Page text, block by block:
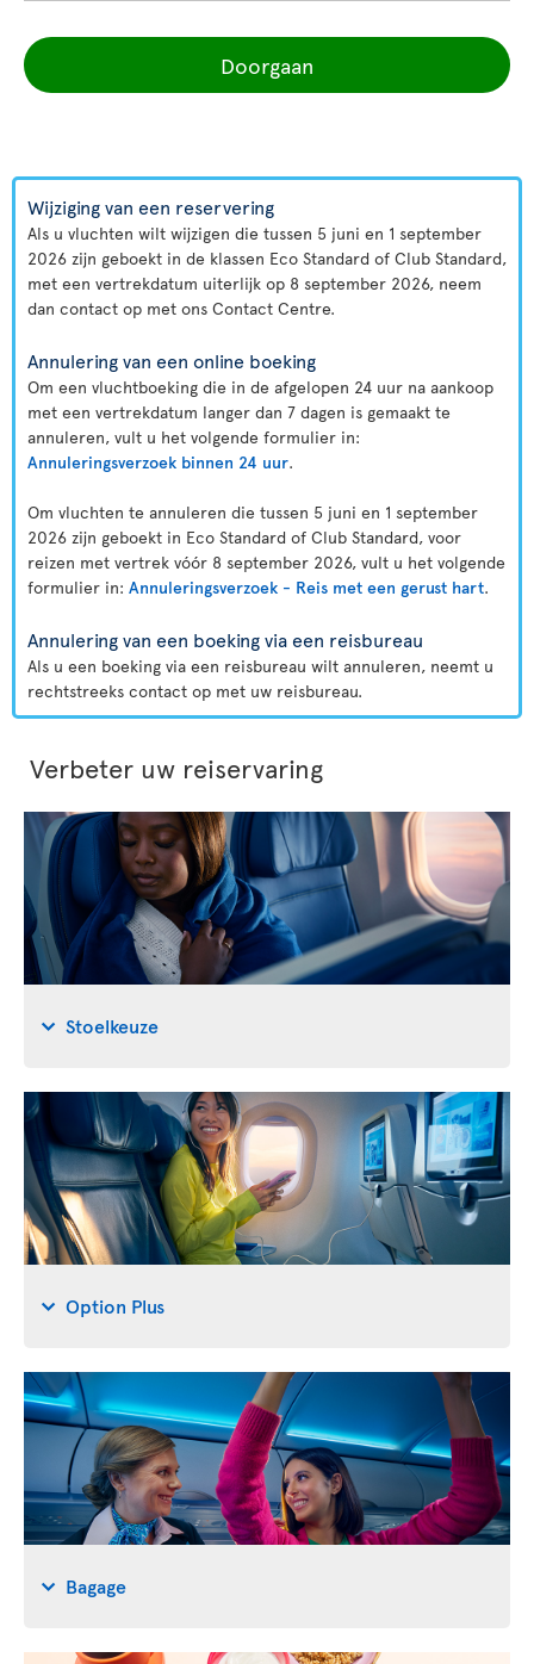
Doorgaan
Wijziging van een reservering
Als u vluchten wilt wijzigen die tussen 5 juni en 1 september
2026 zijn geboekt in de klassen Eco Standard of Club Standard,
met een vertrekdatum uiterlijk op 8 september 2026, neem
dan contact op met ons Contact Centre.
Annulering van een online boeking
Om een vluchtboeking die in de afgelopen 24 uur na aankoop
met een vertrekdatum langer dan 7 dagen is gemaakt te
annuleren, vult u het volgende formulier in:
Annuleringsverzoek binnen 24 uur.
Om vluchten te annuleren die tussen 5 juni en 1 september
2026 zijn geboekt in Eco Standard of Club Standard, voor
reizen met vertrek vóór 8 september 2026, vult u het volgende
formulier in: Annuleringsverzoek - Reis met een gerust hart.
Annulering van een boeking via een reisbureau
Als u een boeking via een reisbureau wilt annuleren, neemt u
rechtstreeks contact op met uw reisbureau.
Verbeter uw reiservaring
Stoelkeuze
Option Plus
Bagage